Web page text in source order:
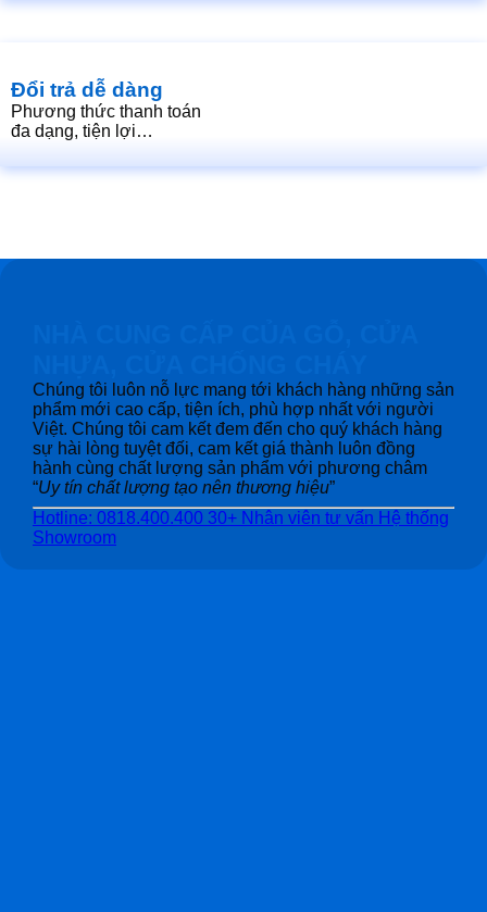
Đổi trả dễ dàng
Phương thức thanh toán
đa dạng, tiện lợi…
Chúng tôi luôn nỗ lực mang tới khách hàng những sản
phẩm mới cao cấp, tiện ích, phù hợp nhất với người
Việt. Chúng tôi cam kết đem đến cho quý khách hàng
sự hài lòng tuyệt đối, cam kết giá thành luôn đồng
hành cùng chất lượng sản phẩm với phương châm
“Uy tín chất lượng tạo nên thương hiệu”
Hotline: 0818.400.400 30+ Nhân viên tư vấn Hệ thống
Showroom